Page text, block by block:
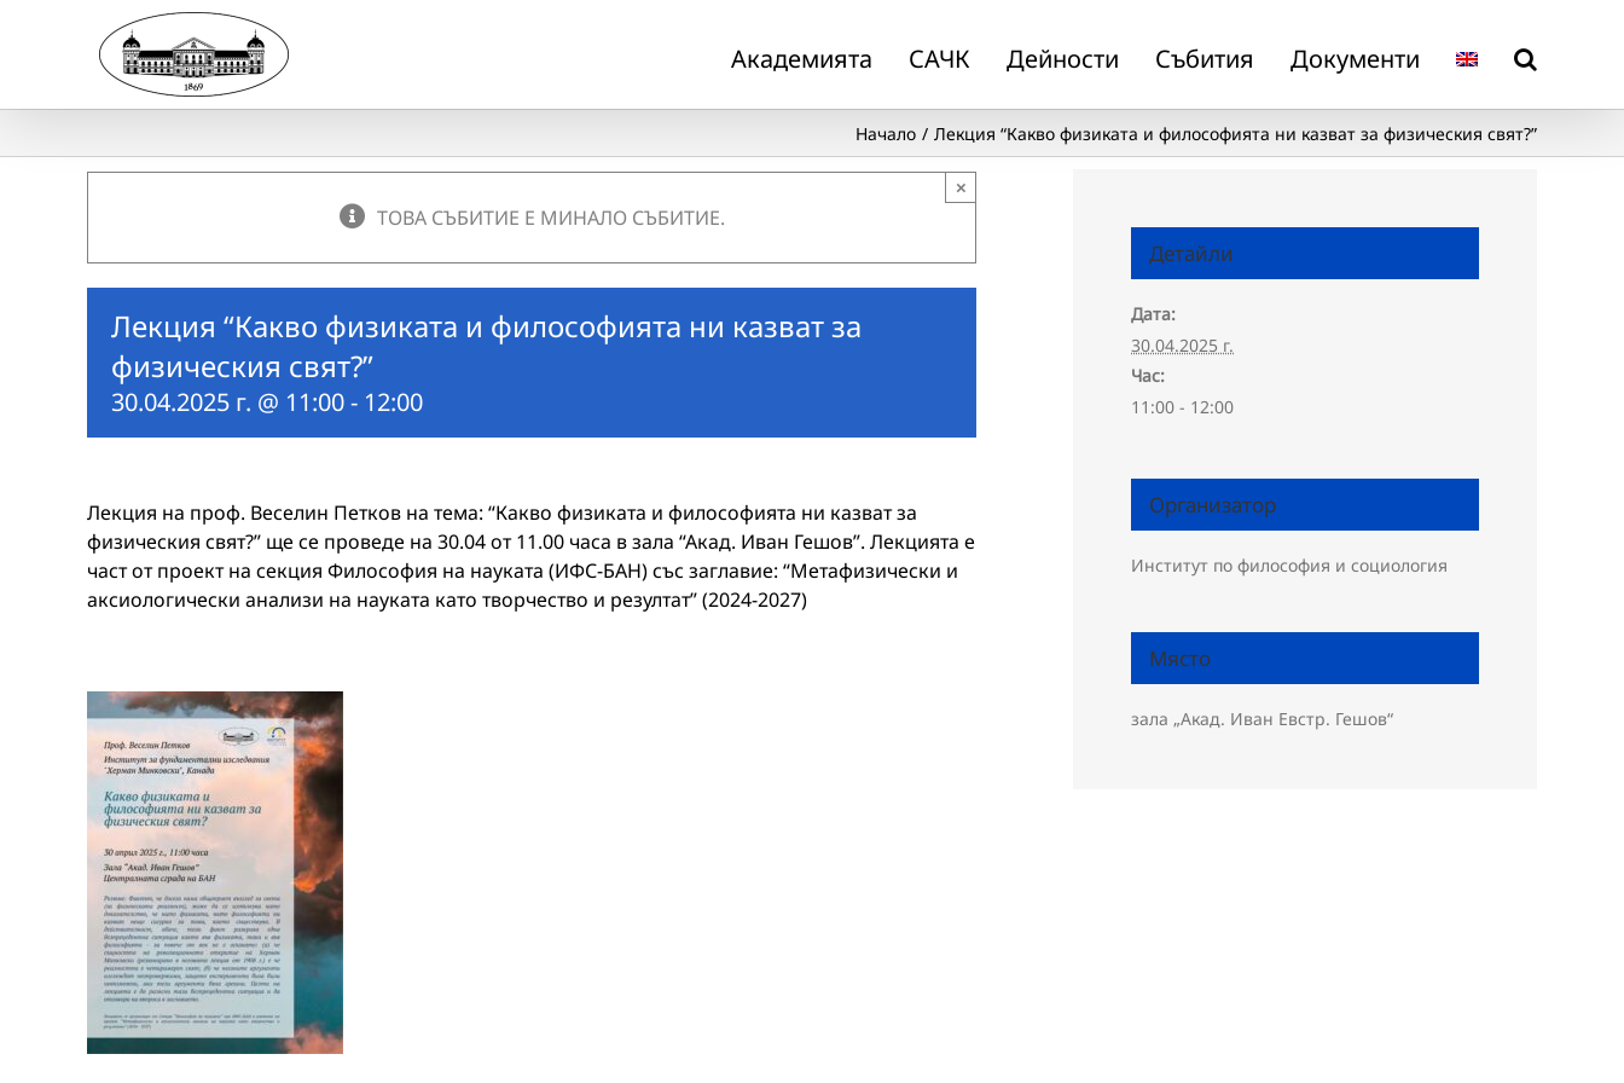
Академията САЧК Дейности Събития Документи
Начало Лекция “Какво физиката и философията ни казват за физическия свят?”
ТОВА СЪБИТИЕ Е МИНАЛО СЪБИТИЕ.
×
Лекция “Какво физиката и философията ни казват за
физическия свят?”
30.04.2025 г. @ 11:00- 12:00
Лекция на проф. Веселин Петков на тема: “Какво физиката и философията ни казват за
физическия свят?” ще се проведе на 30.04 от 11.00 часа в зала “Акад. Иван Гешов”. Лекцията е
част от проект на секция Философия на науката (ИФС-БАН) със заглавие: “Метафизически и
аксиологически анализи на науката като творчество и резултат” (2024-2027)
Детайли
Дата:
30.04.2025 г.
Час:
11:00 - 12:00
Организатор
Институт по философия и социология
Място
зала „Акад. Иван Евстр. Гешов“